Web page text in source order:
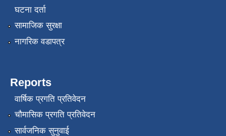
घटना दर्ता
सामाजिक सुरक्षा
नागरिक वडापत्र
Reports
वार्षिक प्रगति प्रतिवेदन
चौमासिक प्रगति प्रतिवेदन
सार्वजनिक सुनुवाई